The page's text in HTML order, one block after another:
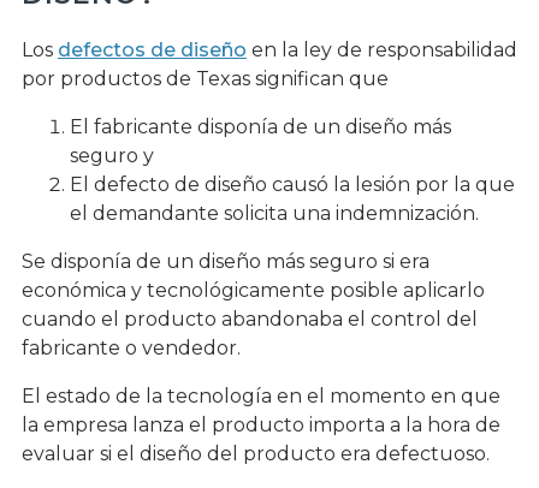
Los defectos de diseño en la ley de responsabilidad
por productos de Texas significan que
El fabricante disponía de un diseño más
seguro y
El defecto de diseño causó la lesión por la que
el demandante solicita una indemnización.
Se disponía de un diseño más seguro si era
económica y tecnológicamente posible aplicarlo
cuando el producto abandonaba el control del
fabricante o vendedor.
El estado de la tecnología en el momento en que
la empresa lanza el producto importa a la hora de
evaluar si el diseño del producto era defectuoso.